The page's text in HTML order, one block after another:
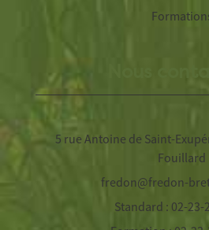
5 rue Antoine de Saint-
Fouillard
fredon@fredon-
Standard : 02-23-